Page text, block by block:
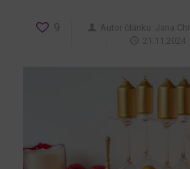
9 Autor článku: Jana
21.11.2024